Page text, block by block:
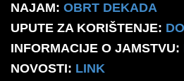
NAJAM: OBRT DEKADA
UPUTE ZA KORIŠTENJE:
INFORMACIJE O JAMSTVU:
NOVOSTI: LINK